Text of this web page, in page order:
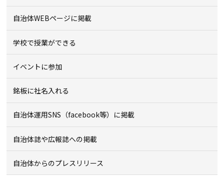
自治体WEBページに掲載
学校で授業ができる
イベントに参加
銘板に社名入れる
自治体運用SNS（facebook等）に掲載
自治体誌や広報誌への掲載
自治体からのプレスリリース